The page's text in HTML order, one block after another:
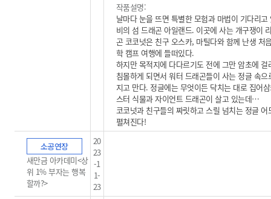
작품설명:
날마다 눈을 뜨면 특별한 모험과 마법이 기다리고
비의 섬 드래곤 아일랜드. 이곳에 사는 개구쟁이
곤 코코넛은 친구 오스카, 마틸다와 함께 난생 처
학 캠프 여행에 들떠있다.
하지만 목적지에 다다르기도 전에 그만 암초에 걸
침몰하게 되면서 워터 드래곤들이 사는 정글 속으
지고 만다. 정글에는 무엇이든 닥치는 대로 집어
스터 식물과 자이언트 드래곤이 살고 있는데…
코코넛과 친구들의 짜릿하고 스릴 넘치는 정글 어
펼쳐진다!
소공연장
새만금 아카데미<상
위 1% 부자는 행복
할까?>
20
23
-1
1-
23